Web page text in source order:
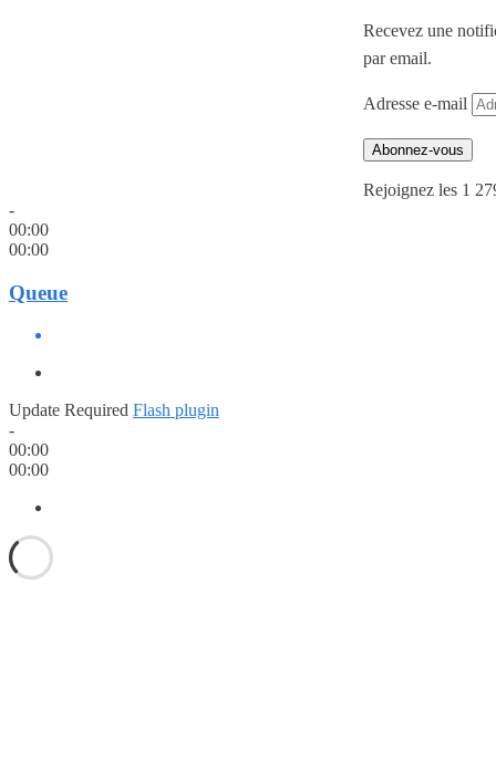
Recevez une
par email.
Adresse e-mail
Abonnez-vous
Rejoignez les 1
-
00:00
00:00
Queue
Update Required Flash plugin
-
00:00
00:00